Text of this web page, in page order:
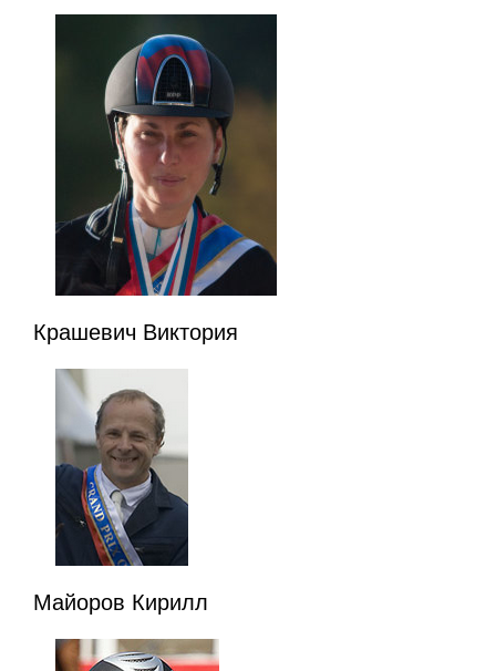
Крашевич Виктория
Майоров Кирилл